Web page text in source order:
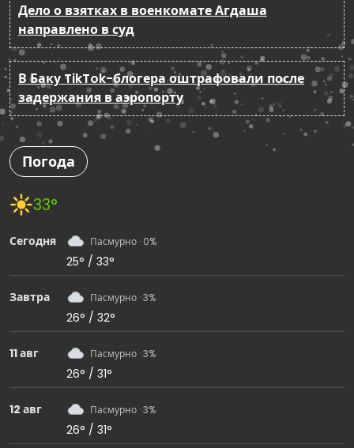
Дело о взятках в военкомате Агдаша
направлено в суд
В Баку TikTok-блогера оштрафовали после
задержания в аэропорту
Погода
33°
Сегодня Пасмурно · 0%
25° / 33°
Завтра Пасмурно · 3%
26° / 32°
11 авг Пасмурно · 3%
26° / 31°
12 авг Пасмурно · 3%
26° / 31°